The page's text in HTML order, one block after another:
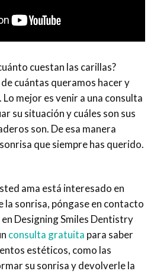
cuestan las carillas?
cuántas queramos hacer y
Lo mejor es venir a una consulta
su situación y cuáles son sus
son. De esa manera
que siempre has querido.
ama está interesado en
la sonrisa, póngase en contacto
Designing Smiles Dentistry
consulta gratuita para saber
estéticos, como las
su sonrisa y devolverle la